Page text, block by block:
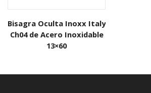
Bisagra Oculta Inoxx Italy
Ch04 de Acero Inoxidable
13×60